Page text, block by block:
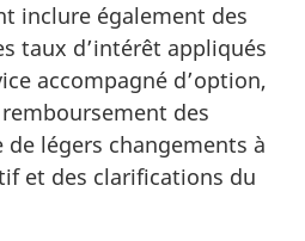
inclure également des
taux d’intérêt appliqués
accompagné d’option,
des
légers changements à
et des clarifications du